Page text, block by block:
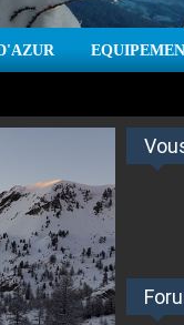
°C |Prévisions météo
des Alpes-Maritimes